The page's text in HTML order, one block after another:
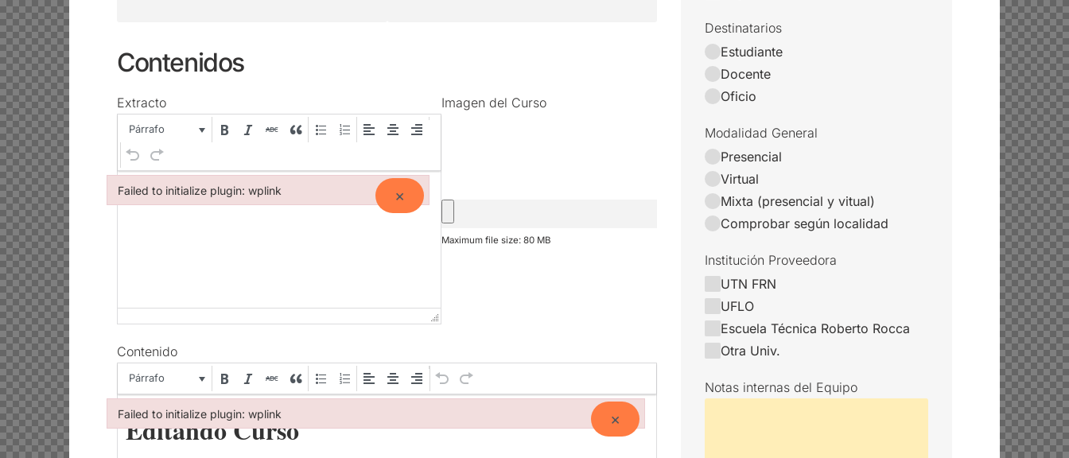
Contenidos
Extracto
Párrafo
Imagen del Curso
Maximum file size: 80 MB
Contenido
Párrafo
Destinatarios
Estudiante
Docente
Oficio
Modalidad General
Presencial
Virtual
Mixta (presencial y vitual)
Comprobar según localidad
Institución Proveedora
UTN FRN
UFLO
Escuela Técnica Roberto Rocca
Otra Univ.
Notas internas del Equipo
Failed to initialize plugin: wplink ×
Failed to initialize plugin: wplink
Failed to initialize plugin: wplink ×
Failed to initialize plugin: wplink